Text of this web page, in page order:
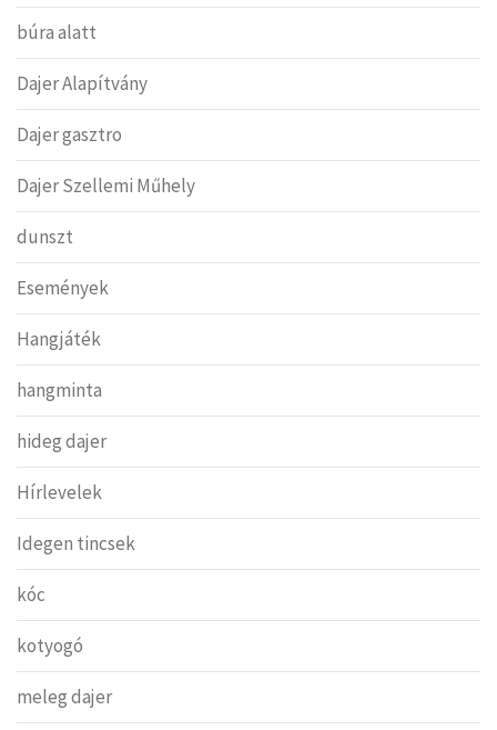
búra alatt
Dajer Alapítvány
Dajer gasztro
Dajer Szellemi Műhely
dunszt
Események
Hangjáték
hangminta
hideg dajer
Hírlevelek
Idegen tincsek
kóc
kotyogó
meleg dajer